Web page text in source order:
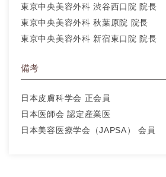
東京中央美容外科 渋谷西口院 院長
東京中央美容外科 秋葉原院 院長
東京中央美容外科 新宿東口院 院長
備考
日本皮膚科学会 正会員
日本医師会 認定産業医
日本美容医療学会（JAPSA） 会員